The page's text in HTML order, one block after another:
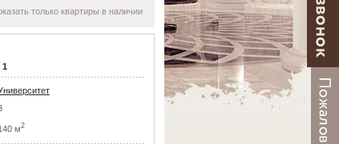
только квартиры в наличии
м2